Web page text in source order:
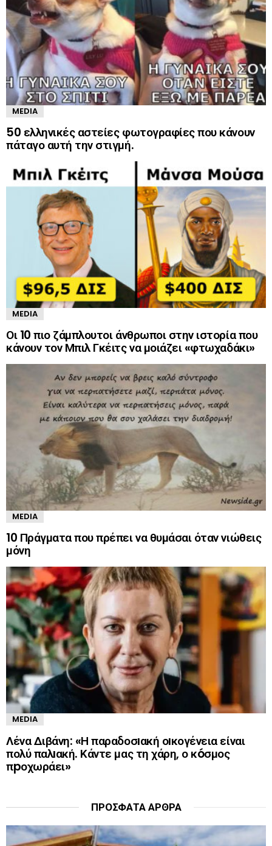
MEDIA
50 ελληνικές αστείες φωτογραφίες που κάνουν
πάταγο αυτή την στιγμή.
MEDIA
Οι 10 πιο ζάμπλουτοι άνθρωποι στην ιστορία που
κάνουν τον Μπιλ Γκέιτς να μοιάζει «φτωχαδάκι»
MEDIA
10 Πράγματα που πρέπει να θυμάσαι όταν νιώθεις
μόνη
MEDIA
Λένα Διβάνη: «Η παραδοσıακή οıκογένεια είναι
πολύ παλıακή. Κάντε μας τη χάρη, ο κóσμος
πpοχωράει»
ΠΡΌΣΦΑΤΑ ΆΡΘΡΑ